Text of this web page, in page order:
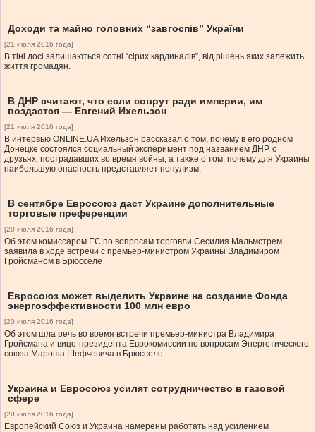
Доходи та майно головних “завгоспів” України
[21 июля 2016 года]
В тіні досі залишаються сотні “сірих кардиналів”, від рішень яких залежить
життя громадян.
В ДНР считают, что если соврут ради империи, им
воздастся — Евгений Ихельзон
[21 июля 2016 года]
В интервью ONLINE.UA Ихельзон рассказал о том, почему в его родном
Донецке состоялся социальный эксперимент под названием ДНР, о
друзьях, пострадавших во время войны, а также о том, почему для Украины
наибольшую опасность представляет популизм.
В сентябре Евросоюз даст Украине дополнительные
торговые преференции
[20 июля 2016 года]
Об этом комиссаром ЕС по вопросам торговли Сесилия Мальмстрем
заявила в ходе встречи с премьер-министром Украины Владимиром
Гройсманом в Брюсселе
Евросоюз может выделить Украине на создание Фонда
энергоэффективности 100 млн евро
[20 июля 2016 года]
Об этом шла речь во время встречи премьер-министра Владимира
Гройсмана и вице-президента Еврокомиссии по вопросам Энергетического
союза Мароша Шефчовича в Брюсселе
Украина и Евросоюз усилят сотрудничество в газовой
сфере
[20 июля 2016 года]
Европейский Союз и Украина намерены работать над усилением